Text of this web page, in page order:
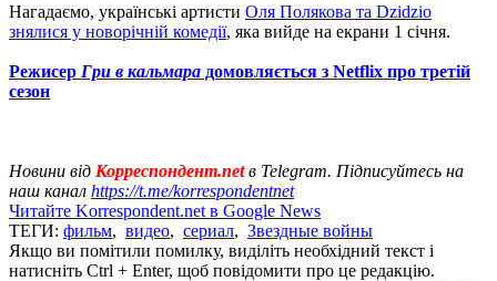
Нагадаємо, українські артисти Оля Полякова та Dzidzio
знялися у новорічній комедії, яка вийде на екрани 1 січня.
Режисер Гри в кальмара домовляється з Netflix про третій
сезон
Новини від Корреспондент.netв Telegram. Підписуйтесь на
наш канал https://t.me/korrespondentnet
Читайте Korrespondent.net в Google News
ТЕГИ: фильм, видео, сериал, Звездные войны
Якщо ви помітили помилку, виділіть необхідний текст і
натисніть Ctrl + Enter, щоб повідомити про це редакцію.